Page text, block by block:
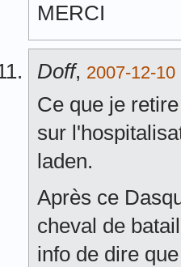
MERCI
Doff, 2007-12-10
Ce que je
sur
laden.
Après ce
cheval de
info de dire